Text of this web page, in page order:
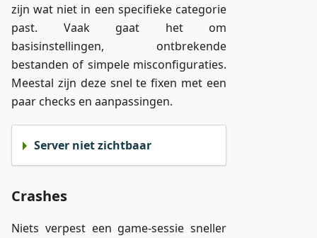
zijn wat niet in een specifieke categorie
past. Vaak gaat het om
basisinstellingen, ontbrekende
bestanden of simpele misconfiguraties.
Meestal zijn deze snel te fixen met een
paar checks en aanpassingen.
Server niet zichtbaar
Crashes
Niets verpest een game-sessie sneller